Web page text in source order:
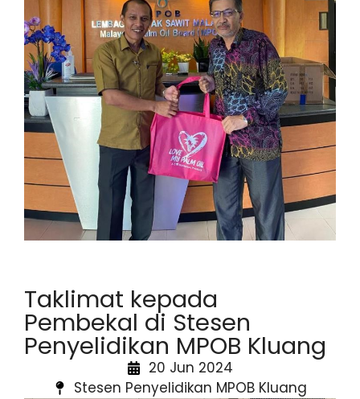
Taklimat kepada
Pembekal di Stesen
Penyelidikan MPOB Kluang
20 Jun 2024
Stesen Penyelidikan MPOB Kluang